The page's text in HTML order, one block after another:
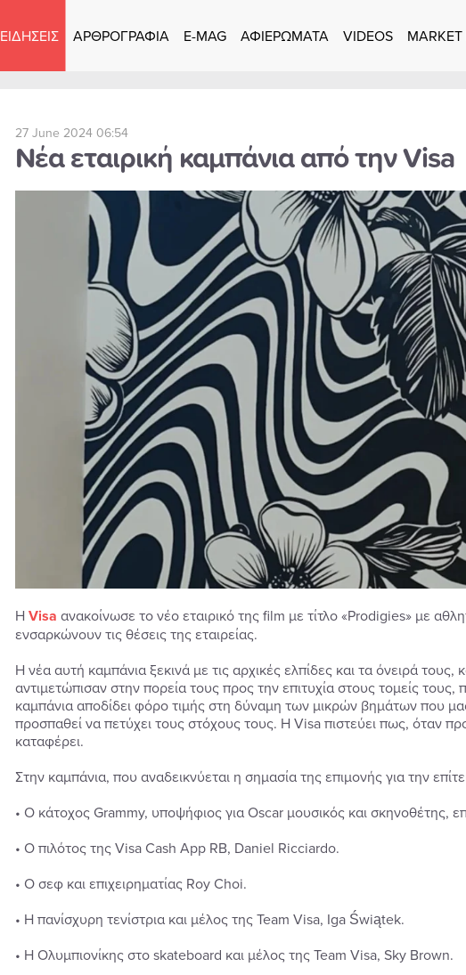
ΕΙΔΗΣΕΙΣ ΑΡΘΡΟΓΡΑΦΙΑ E-MAG ΑΦΙΕΡΩΜΑΤΑ VIDEOS MARKET
27 June 2024 06:54
Νέα εταιρική καμπάνια από την Visa
ΗVisa ανακοίνωσε το νέο εταιρικό της film με τίτλο «Prodigies» με
ενσαρκώνουν τις θέσεις της εταιρείας.
Η νέα αυτή καμπάνια ξεκινά με τις αρχικές ελπίδες και τα όνειρά
αντιμετώπισαν στην πορεία τους προς την επιτυχία στους τομείς
καμπάνια αποδίδει φόρο τιμής στη δύναμη των μικρών βημάτων που
προσπαθεί να πετύχει τους στόχους τους. Η Visa πιστεύει πως, όταν
καταφέρει.
Στην καμπάνια, που αναδεικνύεται η σημασία της επιμονής για την
• Ο κάτοχος Grammy, υποψήφιος για Oscar μουσικός και σκηνοθέτης,
• Ο πιλότος της Visa Cash App RB, Daniel Ricciardo.
• Ο σεφ και επιχειρηματίας Roy Choi.
• Η πανίσχυρη τενίστρια και μέλος της Team Visa, Iga Świątek.
• Η Ολυμπιονίκης στο skateboard και μέλος της Team Visa, Sky Brown.